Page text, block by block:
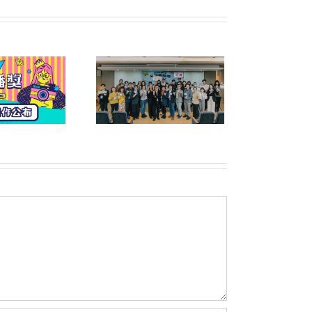
公益傳播獎頒獎典
暨午宴圓滿落幕